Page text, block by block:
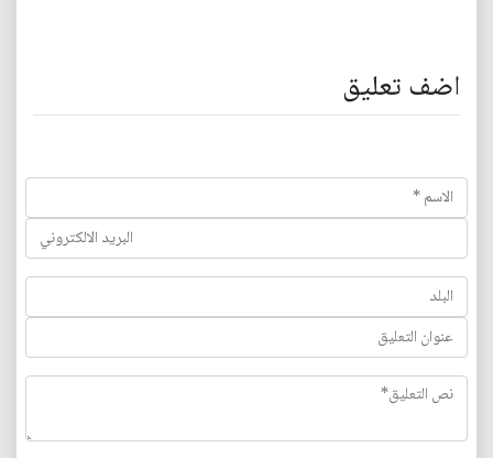
اضف تعليق